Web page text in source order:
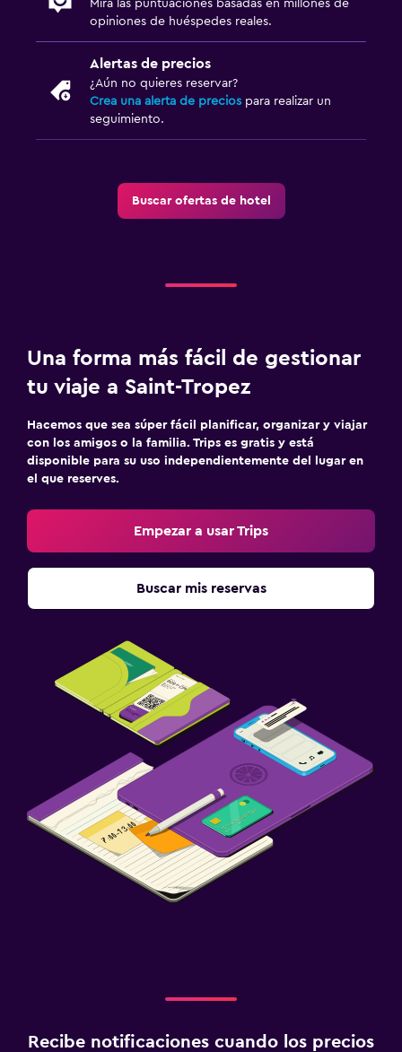
Mira las puntuaciones basadas en millones de
opiniones de huéspedes reales.
Alertas de precios
¿Aún no quieres reservar?
Crea una alerta de precios para realizar un
seguimiento.
Buscar ofertas de hotel
Una forma más fácil de gestionar
tu viaje a Saint-Tropez
Hacemos que sea súper fácil planificar, organizar y viajar
con los amigos o la familia. Trips es gratis y está
disponible para su uso independientemente del lugar en
el que reserves.
Empezar a usar Trips
Buscar mis reservas
Recibe notificaciones cuando los precios